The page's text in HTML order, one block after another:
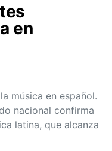
en
música en español.
nacional confirma
latina, que alcanza